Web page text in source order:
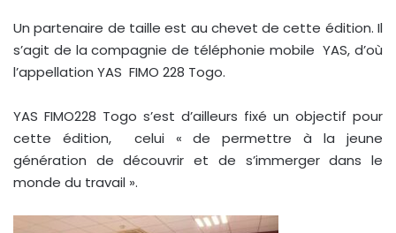
Un partenaire de taille est au chevet de cette édition. Il
s’agit de la compagnie de téléphonie mobile YAS, d’où
l’appellation YAS FIMO 228 Togo.
YAS FIMO228 Togo s’est d’ailleurs fixé un objectif pour
cette édition, celui « de permettre à la jeune
génération de découvrir et de s’immerger dans le
monde du travail ».